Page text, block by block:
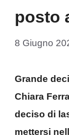
posto
8 Giugno
Grande
Chiara
deciso di
mettersi